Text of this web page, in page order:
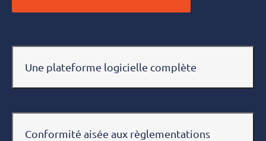
Une plateforme logicielle complète
Conformité aisée aux règlementations